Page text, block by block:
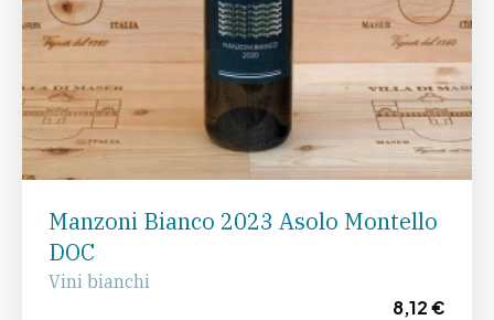
Manzoni Bianco 2023 Asolo Montello
DOC
Vini bianchi
8,12 €